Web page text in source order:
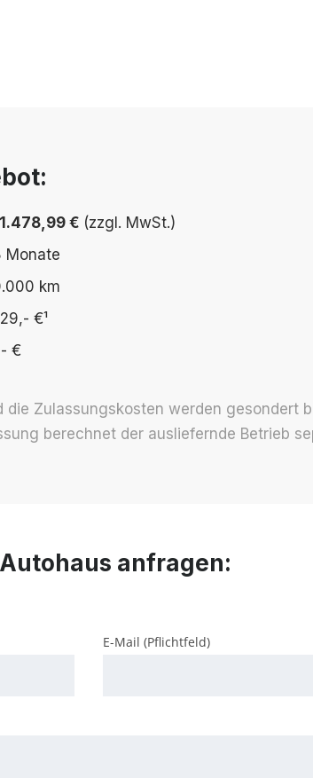
€ (zzgl. MwSt.)
Monate
km
€¹
€
die Zu­lassungs­­­kosten werden ge­sondert
be­rechnet der aus­­­liefernde Betrieb
anfragen:
E-Mail (Pflichtfeld)